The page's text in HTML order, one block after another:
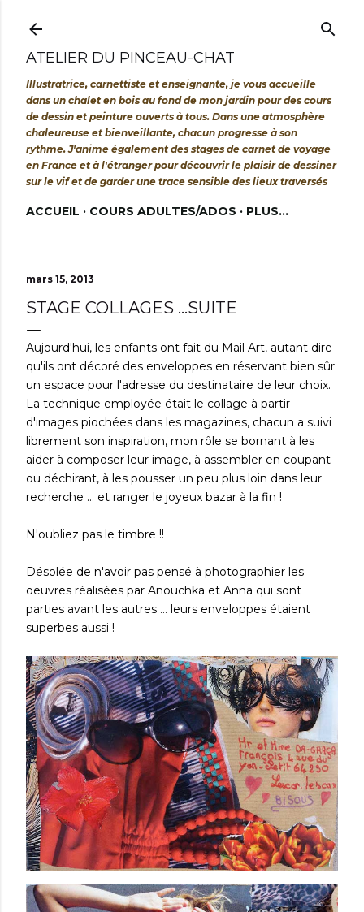
ATELIER DU PINCEAU-CHAT
Illustratrice, carnettiste et enseignante, je vous accueille
dans un chalet en bois au fond de mon jardin pour des cours
de dessin et peinture ouverts à tous. Dans une atmosphère
chaleureuse et bienveillante, chacun progresse à son
rythme. J'anime également des stages de carnet de voyage
en France et à l'étranger pour découvrir le plaisir de dessiner
sur le vif et de garder une trace sensible des lieux traversés
ACCUEIL COURS ADULTES/ADOS PLUS…
mars 15, 2013
STAGE COLLAGES ...SUITE
Aujourd'hui, les enfants ont fait du Mail Art, autant dire
qu'ils ont décoré des enveloppes en réservant bien sûr
un espace pour l'adresse du destinataire de leur choix.
La technique employée était le collage à partir
d'images piochées dans les magazines, chacun a suivi
librement son inspiration, mon rôle se bornant à les
aider à composer leur image, à assembler en coupant
ou déchirant, à les pousser un peu plus loin dans leur
recherche ... et ranger le joyeux bazar à la fin !
N'oubliez pas le timbre !!
Désolée de n'avoir pas pensé à photographier les
oeuvres réalisées par Anouchka et Anna qui sont
parties avant les autres ... leurs enveloppes étaient
superbes aussi !